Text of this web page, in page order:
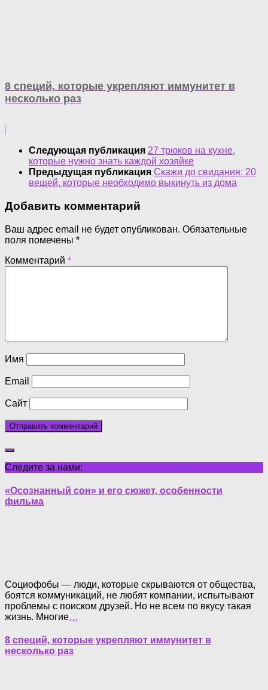
8 специй, которые укрепляют иммунитет в
несколько раз
Следующая публикация 27 трюков на кухне,
которые нужно знать каждой хозяйке
Предыдущая публикация Скажи до свидания: 20
вещей, которые необходимо выкинуть из дома
Добавить комментарий
Ваш адрес email не будет опубликован. Обязательные
поля помечены *
Комментарий *
Имя
Email
Сайт
Следите за нами:
«Осознанный сон» и его сюжет, особенности
фильма
Социофобы — люди, которые скрываются от общества,
боятся коммуникаций, не любят компании, испытывают
проблемы с поиском друзей. Но не всем по вкусу такая
жизнь. Многие…
8 специй, которые укрепляют иммунитет в
несколько раз